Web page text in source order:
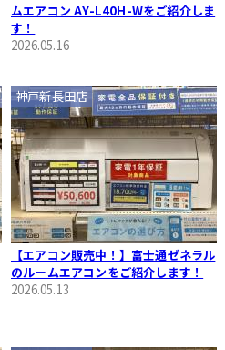
ムエアコン AY-L40H-Wをご紹介しま
す！
2026.05.16
【エアコン販売中！】富士通ゼネラル
のルームエアコンをご紹介します！
2026.05.13
神戸新長田店